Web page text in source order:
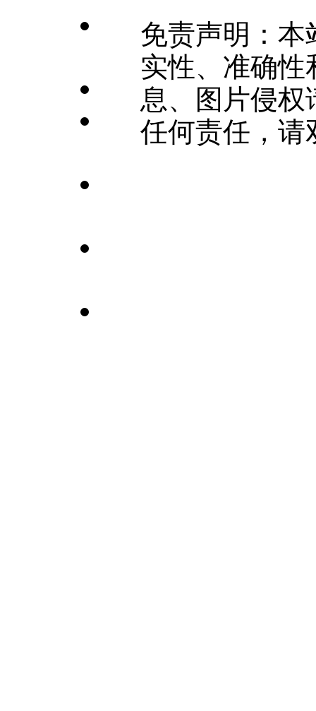
免责声明：本
实性、准确性
息、图片侵权
任何责任，请